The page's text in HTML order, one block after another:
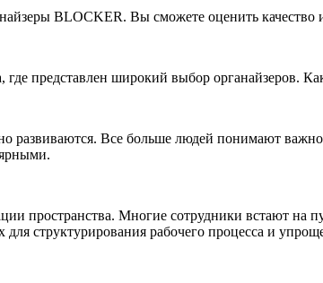
BLOCKER. Вы сможете оценить качество
представлен широкий выбор органайзеров.
Все больше людей понимают
пространства. Многие сотрудники встают на
структурирования рабочего процесса и